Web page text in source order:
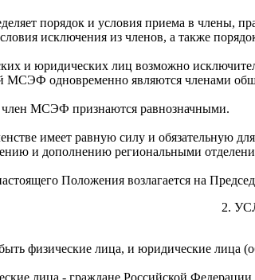
порядок и условия приема в члены,
исключения из членов, а также
и юридических лиц возможно
МСЭФ одновременно являются членами
МСЭФ признаются равнозначными.
имеет равную силу и обязательную
и дополнению региональными
Положения возлагается на
2.
физические лица, и юридические лица
лица - граждане Российской